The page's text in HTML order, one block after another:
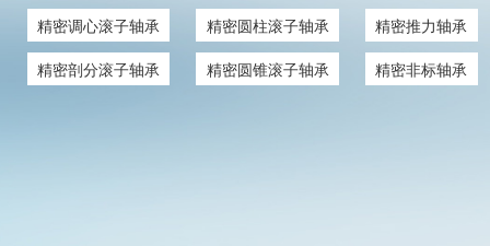
精密调心滚子轴承
精密圆柱滚子轴承
精密推力轴承
精密剖分滚子轴承
精密圆锥滚子轴承 精密非标轴承